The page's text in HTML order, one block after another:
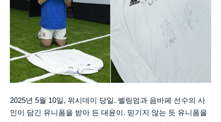
2025년 5월 10일, 위시데이 당일. 벨링엄과 음바페 선수의 사
인이 담긴 유니폼을 받아 든 대윤이 . 믿기지 않는 듯 유니폼을